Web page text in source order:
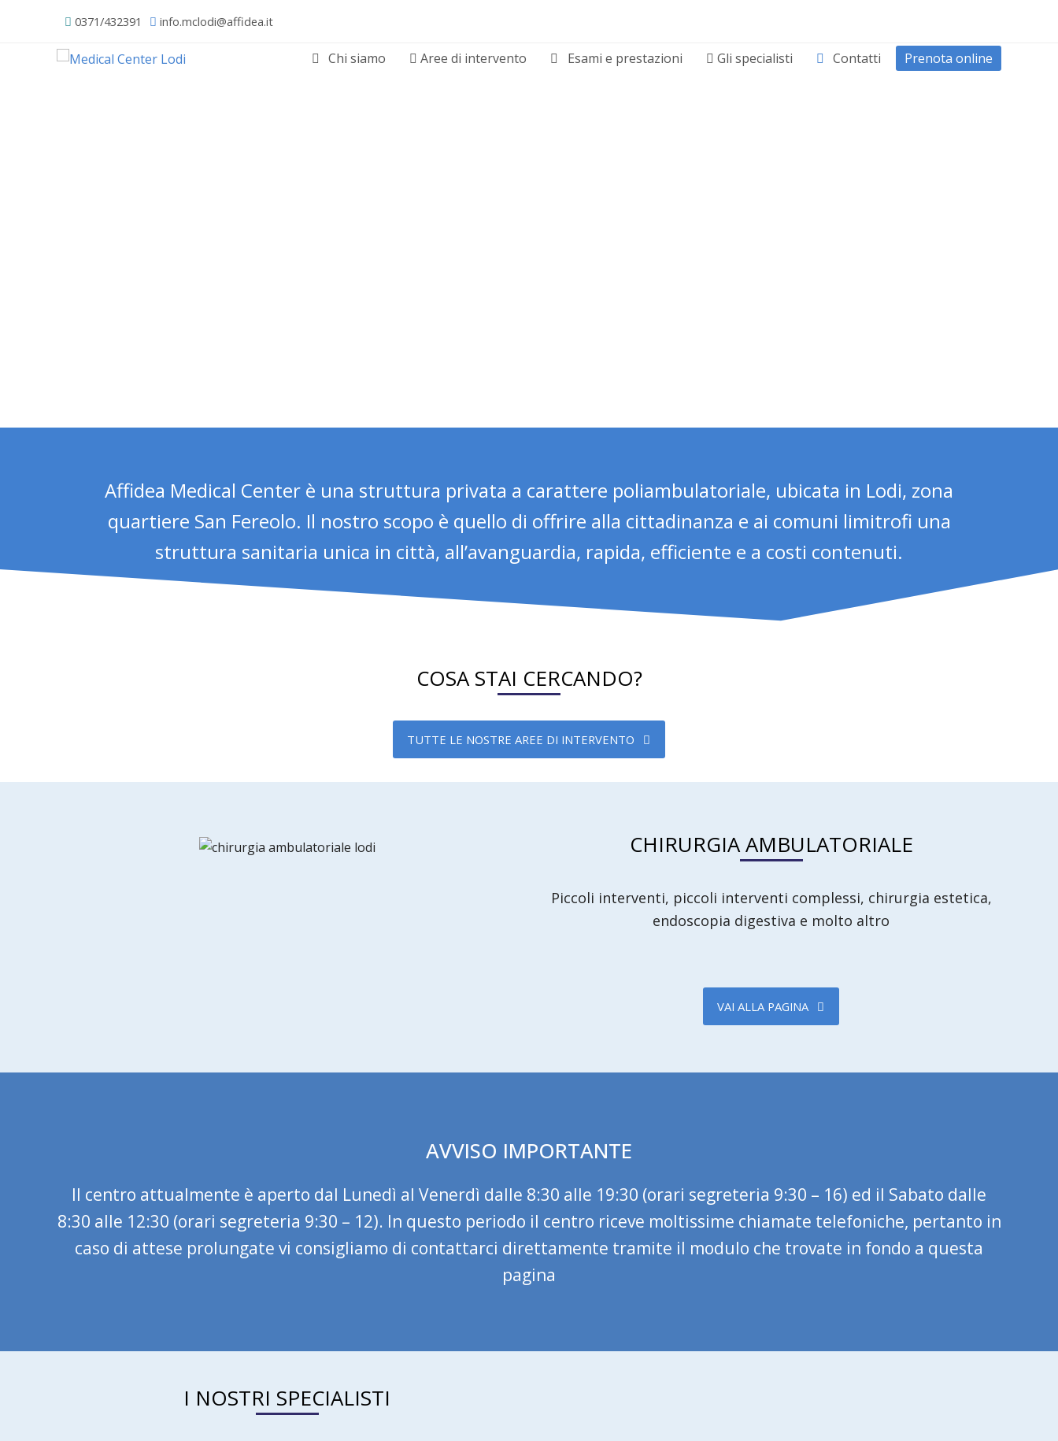
0371/432391 info.mclodi@affidea.it
Chi siamo Aree di intervento Esami e prestazioni Gli specialisti Contatti Prenota online
Affidea Medical Center è una struttura privata a carattere poliambulatoriale, ubicata in Lodi, zona
quartiere San Fereolo. Il nostro scopo è quello di offrire alla cittadinanza e ai comuni limitrofi una
struttura sanitaria unica in città, all’avanguardia, rapida, efficiente e a costi contenuti.
COSA STAI CERCANDO?
TUTTE LE NOSTRE AREE DI INTERVENTO
CHIRURGIA AMBULATORIALE
Piccoli interventi, piccoli interventi complessi, chirurgia estetica,
endoscopia digestiva e molto altro
VAI ALLA PAGINA
AVVISO IMPORTANTE
Il centro attualmente è aperto dal Lunedì al Venerdì dalle 8:30 alle 19:30 (orari segreteria 9:30 – 16) ed il Sabato dalle
8:30 alle 12:30 (orari segreteria 9:30 – 12). In questo periodo il centro riceve moltissime chiamate telefoniche, pertanto in
caso di attese prolungate vi consigliamo di contattarci direttamente tramite il modulo che trovate in fondo a questa
pagina
I NOSTRI SPECIALISTI